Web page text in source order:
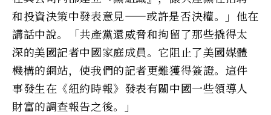
和投資決策中發表意見——或許是否決權。」他在
講話中說。「共產黨還威脅和拘留了那些撬得太
深的美國記者中國家庭成員。它阻止了美國媒體
機構的網站，使我們的記者更難獲得簽證。這件
事發生在《紐約時報》發表有關中國一些領導人
財富的調查報告之後。」